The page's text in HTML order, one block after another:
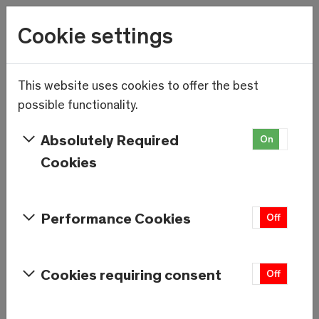
Skip to main content
19.7°C
Wetter
Cookie settings
This website uses cookies to offer the best
possible functionality.
Absolutely Required
Cookies
On
Performance Cookies Off
Cookies requiring consent Off